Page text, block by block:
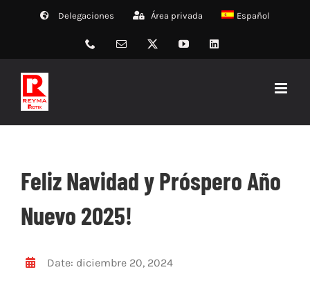
Delegaciones Área privada Español
Phone CorreoX YouTubeLinkedIn
Feliz Navidad y Próspero Año
Nuevo 2025!
Date: diciembre 20, 2024